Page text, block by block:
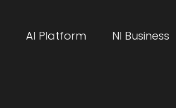
AI Platform NI Business